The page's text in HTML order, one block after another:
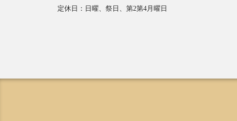
定休日：日曜、祭日、第2第4月曜日